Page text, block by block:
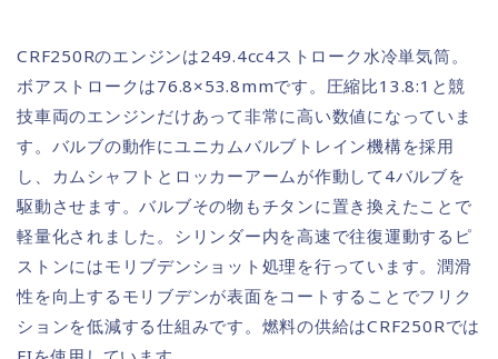
CRF250Rのエンジンは249.4cc4ストローク水冷単気筒。
ボアストロークは76.8×53.8mmです。圧縮比13.8:1と競
技車両のエンジンだけあって非常に高い数値になっていま
す。バルブの動作にユニカムバルブトレイン機構を採用
し、カムシャフトとロッカーアームが作動して4バルブを
駆動させます。バルブその物もチタンに置き換えたことで
軽量化されました。シリンダー内を高速で往復運動するピ
ストンにはモリブデンショット処理を行っています。潤滑
性を向上するモリブデンが表面をコートすることでフリク
ションを低減する仕組みです。燃料の供給はCRF250Rでは